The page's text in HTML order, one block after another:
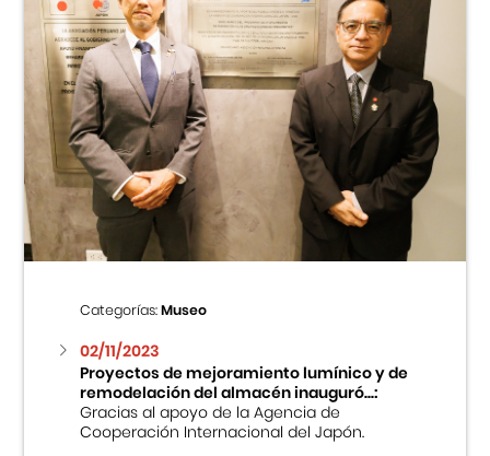
Categorías:Museo
02/11/2023
Proyectos de mejoramiento lumínico y de
remodelación del almacén inauguró...:
Gracias al apoyo de la Agencia de
Cooperación Internacional del Japón.